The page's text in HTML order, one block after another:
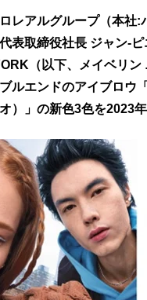
レアルグループ（本社
表取締役社長 ジャン-
（以下、メイベリ
ルエンドのアイブロ
）」の新色3色を2023